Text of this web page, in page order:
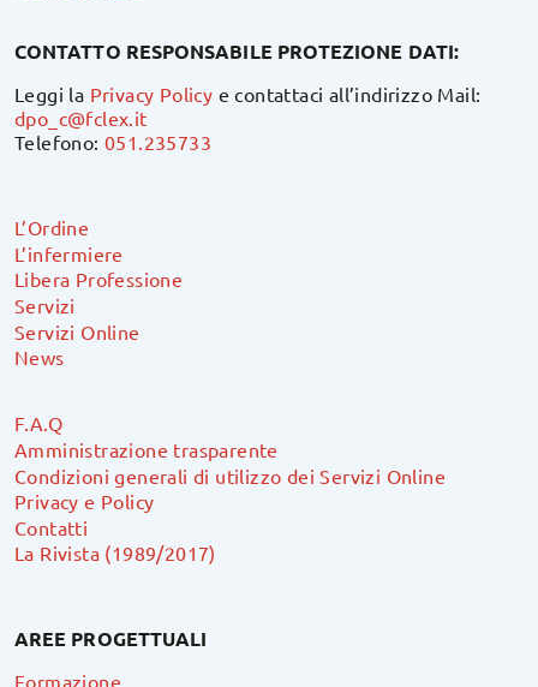
CONTATTO RESPONSABILE PROTEZIONE DATI:
Leggi la Privacy Policy e contattaci all’indirizzo Mail:
dpo_c@fclex.it
Telefono:051.235733
L’Ordine
L’infermiere
Libera Professione
Servizi
Servizi Online
News
F.A.Q
Amministrazione trasparente
Condizioni generali di utilizzo dei Servizi Online
Privacy e Policy
Contatti
La Rivista (1989/2017)
AREE PROGETTUALI
Formazione